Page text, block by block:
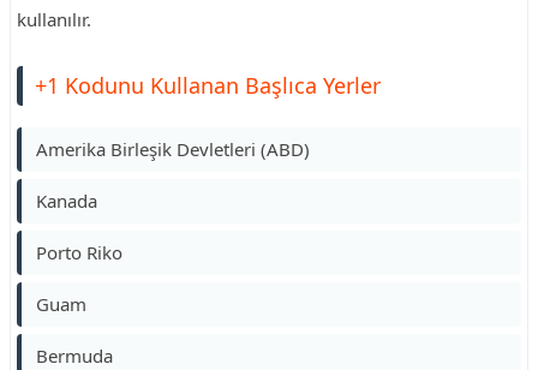
kullanılır.
+1 Kodunu Kullanan Başlıca Yerler
Amerika Birleşik Devletleri (ABD)
Kanada
Porto Riko
Guam
Bermuda